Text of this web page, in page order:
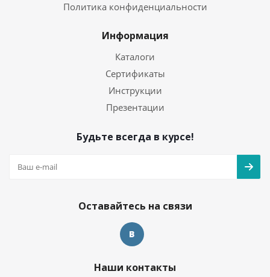
Политика конфиденциальности
Информация
Каталоги
Сертификаты
Инструкции
Презентации
Будьте всегда в курсе!
Оставайтесь на связи
Наши контакты